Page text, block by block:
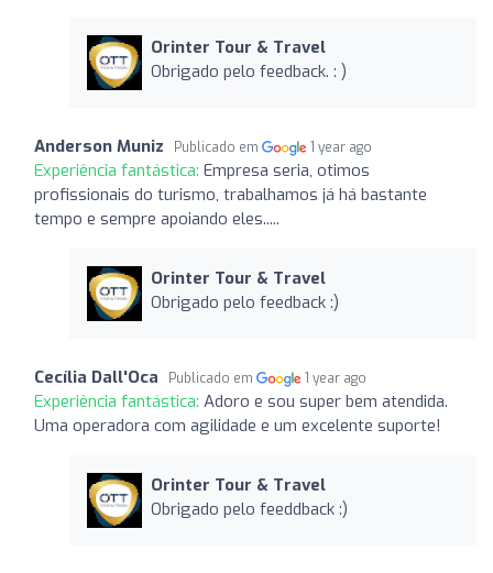
Orinter Tour & Travel
Obrigado pelo feedback. : )
Anderson Muniz Publicado em 1 year ago
Experiência fantástica: Empresa seria, otimos
profissionais do turismo, trabalhamos já há bastante
tempo e sempre apoiando eles.....
Orinter Tour & Travel
Obrigado pelo feedback :)
Cecília Dall'Oca Publicado em 1 year ago
Experiência fantástica: Adoro e sou super bem atendida.
Uma operadora com agilidade e um excelente suporte!
Orinter Tour & Travel
Obrigado pelo feeddback :)